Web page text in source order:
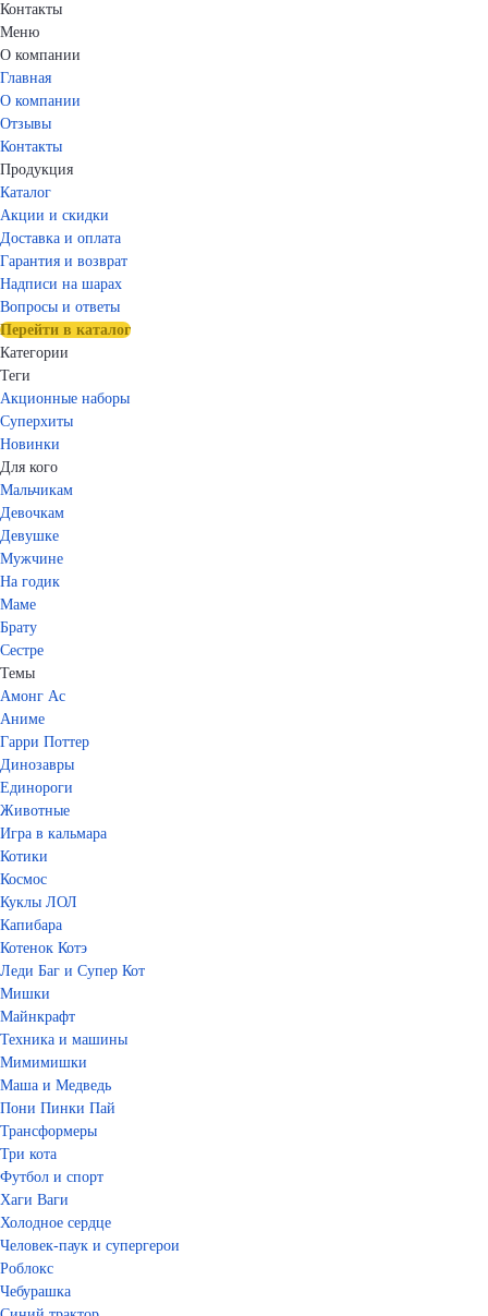
Контакты
Меню
О компании
Главная
О компании
Отзывы
Контакты
Продукция
Каталог
Акции и скидки
Доставка и оплата
Гарантия и возврат
Надписи на шарах
Вопросы и ответы
Перейти в каталог
Категории
Теги
Акционные наборы
Суперхиты
Новинки
Для кого
Мальчикам
Девочкам
Девушке
Мужчине
На годик
Маме
Брату
Сестре
Темы
Амонг Ас
Аниме
Гарри Поттер
Динозавры
Единороги
Животные
Игра в кальмара
Котики
Космос
Куклы ЛОЛ
Капибара
Котенок Котэ
Леди Баг и Супер Кот
Мишки
Майнкрафт
Техника и машины
Мимимишки
Маша и Медведь
Пони Пинки Пай
Трансформеры
Три кота
Футбол и спорт
Хаги Ваги
Холодное сердце
Человек-паук и супергерои
Роблокс
Чебурашка